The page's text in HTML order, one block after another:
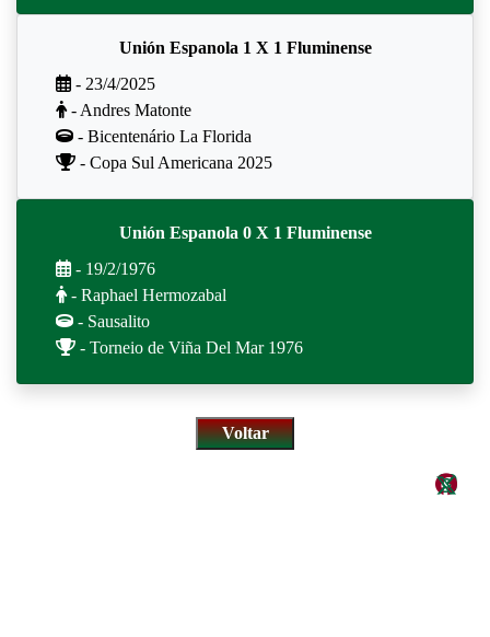
Unión Espanola 1 X 1 Fluminense
- 23/4/2025
- Andres Matonte
- Bicentenário La Florida
- Copa Sul Americana 2025
Unión Espanola 0 X 1 Fluminense
- 19/2/1976
- Raphael Hermozabal
- Sausalito
- Torneio de Viña Del Mar 1976